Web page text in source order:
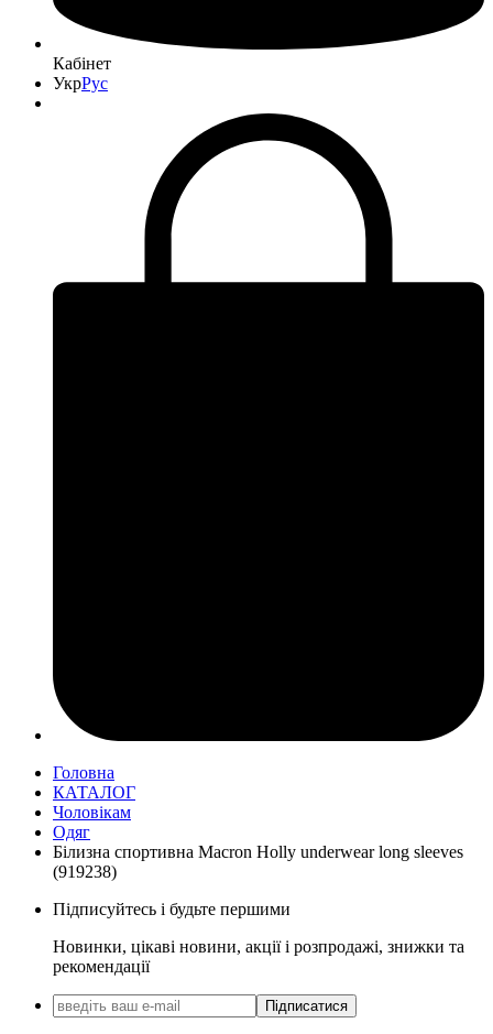
Кабінет
УкрРус
Головна
КАТАЛОГ
Чоловікам
Одяг
Білизна спортивна Macron Holly underwear long sleeves
(919238)
Підписуйтесь і будьте першими
Новинки, цікаві новини, акції і розпродажі, знижки та
рекомендації
Підписатися